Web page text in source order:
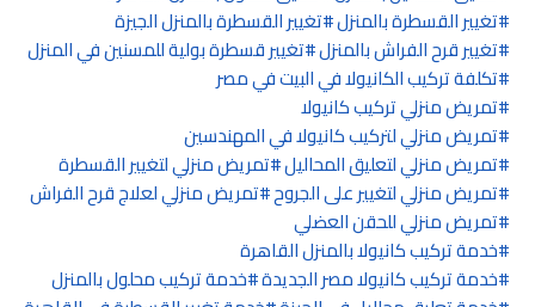
تغيير القسطرة بالمنزل تغيير القسطرة بالمنزل الجيزة
تغيير قرح الفراش بالمنزل تغيير قسطرة بولية للمسنين في المنزل
تكلفة تركيب الكانيولا في البيت في مصر
تمريض منزلي تركيب كانيولا
تمريض منزلي لتركيب كانيولا في المهندسين
تمريض منزلي لتعليق المحاليل تمريض منزلي لتغيير القسطرة
تمريض منزلي لتغيير على الجروح تمريض منزلي لعلاج قرح الفراش
تمريض منزلي للحقن العضلي
خدمة تركيب كانيولا بالمنزل القاهرة
خدمة تركيب كانيولا مصر الجديدة خدمة تركيب محلول بالمنزل